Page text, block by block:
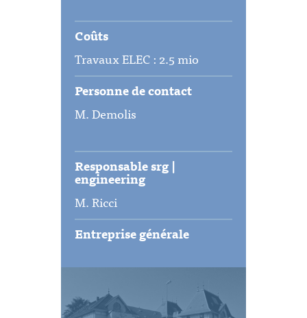
Coûts
Travaux ELEC : 2.5 mio
Personne de contact
M. Demolis
Responsable srg |
engineering
M. Ricci
Entreprise générale